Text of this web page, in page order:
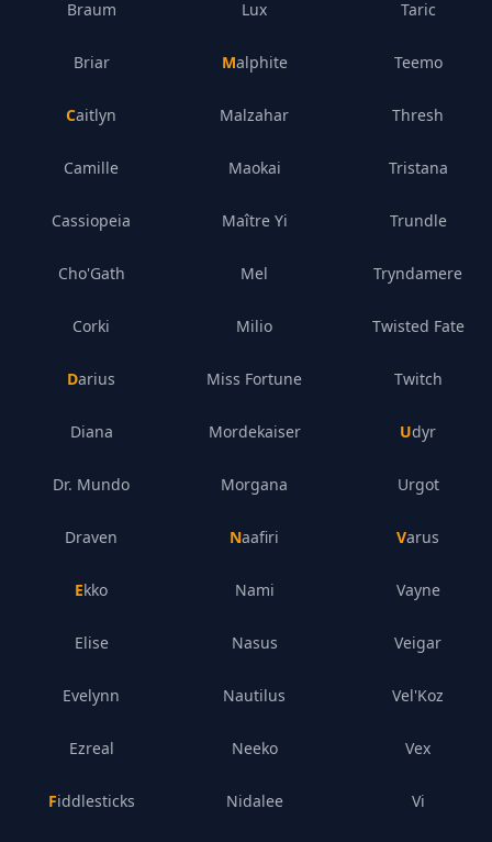
Braum
Briar
Caitlyn
Camille
Cassiopeia
Cho'Gath
Corki
Darius
Diana
Dr. Mundo
Draven
Ekko
Elise
Evelynn
Ezreal
Fiddlesticks
Lux
Malphite
Malzahar
Maokai
Maître Yi
Mel
Milio
Miss Fortune
Mordekaiser
Morgana
Naafiri
Nami
Nasus
Nautilus
Neeko
Nidalee
Taric
Teemo
Thresh
Tristana
Trundle
Tryndamere
Twisted Fate
Twitch
Udyr
Urgot
Varus
Vayne
Veigar
Vel'Koz
Vex
Vi